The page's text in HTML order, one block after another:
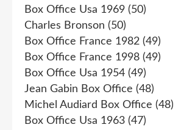
Box Office Usa 1969 (50)
Charles Bronson (50)
Box Office France 1982 (49)
Box Office France 1998 (49)
Box Office Usa 1954 (49)
Jean Gabin Box Office (48)
Michel Audiard Box Office (48)
Box Office Usa 1963 (47)